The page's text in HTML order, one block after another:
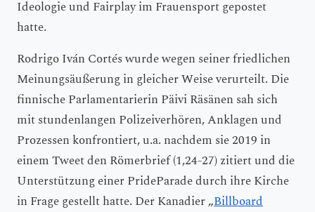
Ideologie und Fairplay im Frauensport gepostet
hatte.
Rodrigo Iván Cortés wurde wegen seiner friedlichen
Meinungsäußerung in gleicher Weise verurteilt. Die
finnische Parlamentarierin Päivi Räsänen sah sich
mit stundenlangen Polizeiverhören, Anklagen und
Prozessen konfrontiert, u.a. nachdem sie 2019 in
einem Tweet den Römerbrief (1,24-27) zitiert und die
Unterstützung einer PrideParade durch ihre Kirche
in Frage gestellt hatte. Der Kanadier „Billboard